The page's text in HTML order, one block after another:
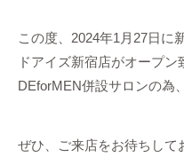
この度、2024年1月27日に
ドアイズ新宿店がオープン
DEforMEN併設サロンの為
ぜひ、ご来店をお待ちして